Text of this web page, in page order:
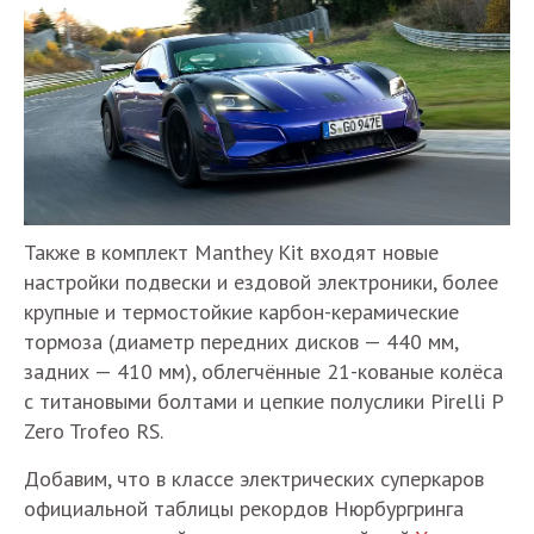
Также в комплект Manthey Kit входят новые
настройки подвески и ездовой электроники, более
крупные и термостойкие карбон-керамические
тормоза (диаметр передних дисков — 440 мм,
задних — 410 мм), облегчённые 21-кованые колёса
с титановыми болтами и цепкие полуслики Pirelli P
Zero Trofeo RS.
Добавим, что в классе электрических суперкаров
официальной таблицы рекордов Нюрбургринга